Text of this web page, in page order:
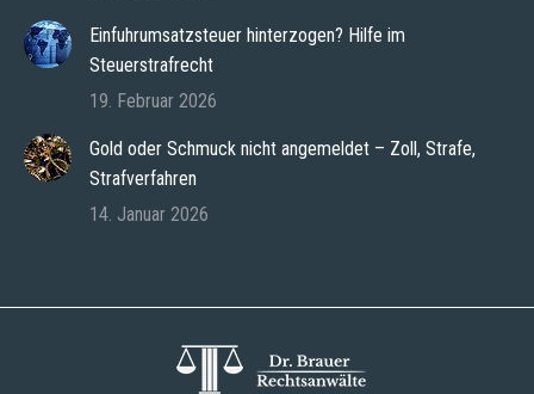
Einfuhrumsatzsteuer hinterzogen? Hilfe im
Steuerstrafrecht
19. Februar 2026
Gold oder Schmuck nicht angemeldet – Zoll, Strafe,
Strafverfahren
14. Januar 2026